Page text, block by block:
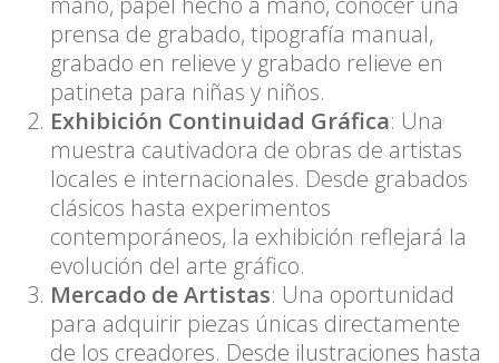
prensa de grabado, tipografía manual,
grabado en relieve y grabado relieve en
patineta para niñas y niños.
Exhibición Continuidad Gráfica: Una
muestra cautivadora de obras de artistas
locales e internacionales. Desde grabados
clásicos hasta experimentos
contemporáneos, la exhibición reflejará la
evolución del arte gráfico.
Mercado de Artistas: Una oportunidad
para adquirir piezas únicas directamente
de los creadores. Desde ilustraciones hasta